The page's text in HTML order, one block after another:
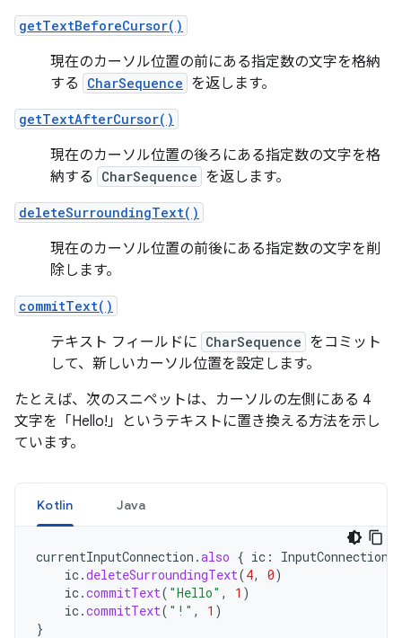
getTextBeforeCursor()
現在のカーソル位置の前にある指定数の文字を格納
する
CharSequence を返します。
getTextAfterCursor()
現在のカーソル位置の後ろにある指定数の文字を格
納する
CharSequence を返します。
deleteSurroundingText()
現在のカーソル位置の前後にある指定数の文字を削
除します。
commitText()
テキスト フィールドに CharSequence をコミット
して、新しいカーソル位置を設定します。
たとえば、次のスニペットは、カーソルの左側にある 4
文字を「Hello!」というテキストに置き換える方法を示し
ています。
Kotlin Java
currentInputConnection .also { ic : InputConnection
ic.deleteSurroundingText(4, 0)
ic.commitText( "Hello" , 1 )
ic.commitText( "!" , 1 )
}